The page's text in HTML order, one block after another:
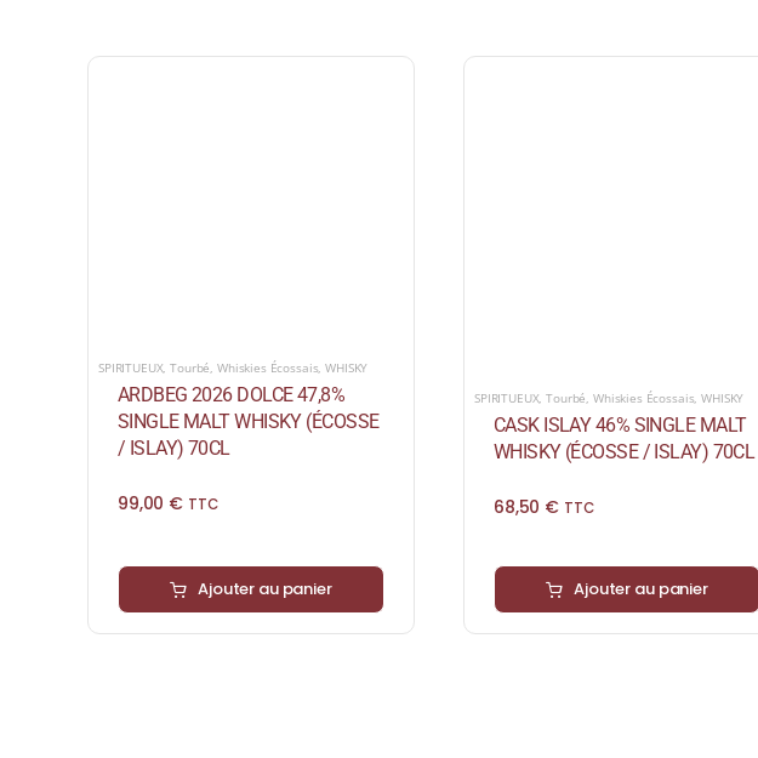
SPIRITUEUX,Tourbé, Whiskies Écossais,WHISKY
ARDBEG 2026 DOLCE 47,8%
SINGLE MALT WHISKY (ÉCOSSE
/ ISLAY) 70CL
99,00 € TTC
Ajouter au panier
SPIRITUEUX,Tourbé, Whiskies Écossais,WHISKY
CASK ISLAY 46% SINGLE MALT
WHISKY (ÉCOSSE / ISLAY) 70CL
68,50 € TTC
Ajouter au panier